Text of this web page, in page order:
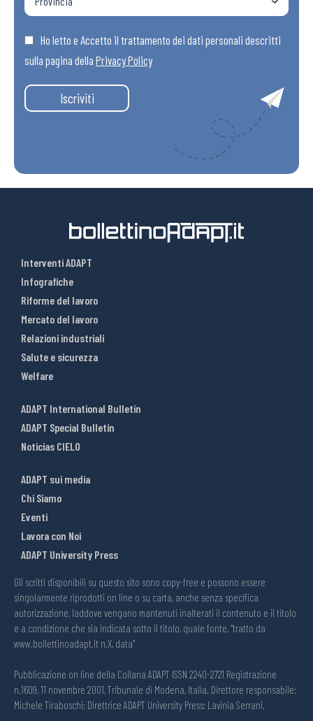
Ho letto e Accetto il trattamento dei dati personali descritti
sulla pagina della Privacy Policy
Iscriviti
Interventi ADAPT
Infografiche
Riforme del lavoro
Mercato del lavoro
Relazioni industriali
Salute e sicurezza
Welfare
ADAPT International Bulletin
ADAPT Special Bulletin
Noticias CIELO
ADAPT sui media
Chi Siamo
Eventi
Lavora con Noi
ADAPT University Press
Gli scritti disponibili su questo sito sono copy-free e possono essere
singolarmente riprodotti on line o su carta, anche senza specifica
autorizzazione, laddove vengano mantenuti inalterati il contenuto e il titolo
e a condizione che sia indicata sotto il titolo, quale fonte, “tratto da
www.bollettinoadapt.it n.X, data“
Pubblicazione on line della Collana ADAPT ISSN 2240-2721 Registrazione
n.1609, 11 novembre 2001, Tribunale di Modena, Italia. Direttore responsabile:
Michele Tiraboschi; Direttrice ADAPT University Press: Lavinia Serrani.